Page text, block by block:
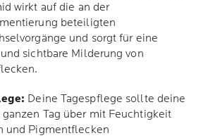
wirkt auf die an der
beteiligten
und sorgt für eine
sichtbare Milderung von
Deine Tagespflege sollte deine
ganzen Tag über mit Feuchtigkeit
und Pigmentflecken